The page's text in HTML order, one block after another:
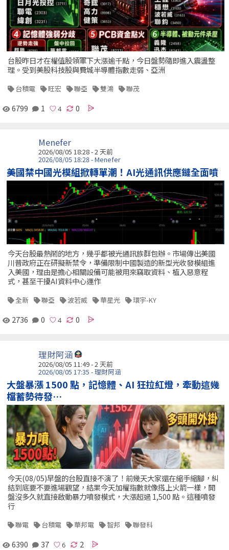
台股昨日才在權值股領軍下大漲逾千點，今日盤勢隨即進入震盪整
理。受到美股科技股與費城半導體指數走弱、亞洲
台積電 旺宏 聯亞 雙鴻 聯茂
6799 1 0
Menefer
2026/08/05 18:28 - 2 天前
2026/08/05 18:28 - Menefer
美國禁中國光模組掀轉單潮！AI光通訊供應鏈全面噴
今天台股最熱鬧的地方，幾乎都被光通訊族群包辦。市場傳出美國
川普政府正在研擬新禁令，準備限制中國製造的新型光收發模組進
入美國，理由是擔心相關設備可能被用來竊取資料、植入惡意程
式，甚至干擾AI資料中心運作
全新 聯亞 波若威 華星光 環宇-KY
2736 0 0
理財阿涵
2026/08/05 11:49 - 2 天前
2026/08/05 17:35 - 理財阿涵
大盤暴漲 1500 點，記憶體、AI 狂拉紅燈，牽動這幾
檔蓄勢待發…
今天(08/05)早盤的台股直接不演了！前幾天大家還在縮手縮腳，糾
結到底要不要進場觀望，結果今天加權指數就像搭上火箭一樣，開
盤沒多久就直接啟動暴力噴發模式，大漲超過 1,500 點。這種噴發
行
聯電 台積電 華邦電 智邦 聯發科
6390 37 2